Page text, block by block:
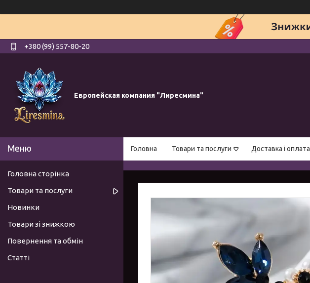
+380 (99) 557-80-20
Европейская компания "Лиресмина"
Головна Товари та послуги Доставка і оплата
Головна сторінка
Товари та послуги
Новинки
Товари зі знижкою
Повернення та обмін
Статті